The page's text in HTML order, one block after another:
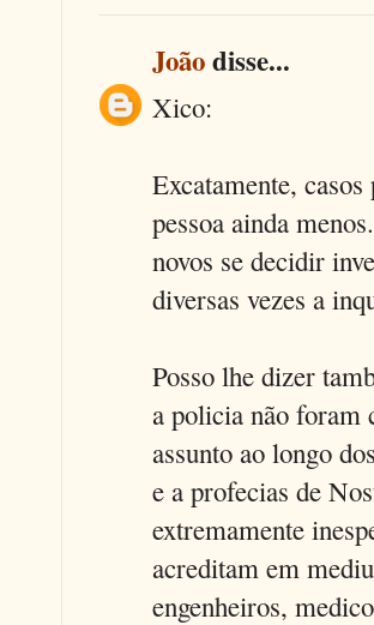
Joãodisse...
Xico:
Excatamente,
pessoa ainda
novos se decidir
diversas vezes a
Posso lhe dizer
a policia não foram
assunto ao longo
e a profecias de
extremamente
acreditam em
engenheiros,